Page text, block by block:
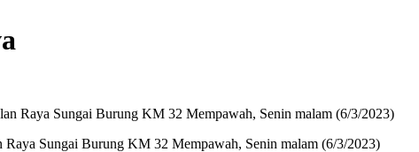
Sungai Burung KM 32 Mempawah, Senin malam (6/3/2023)